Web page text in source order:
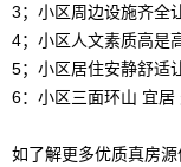
3；小区周边设施齐全
4；小区人文素质高是
5；小区居住安静舒适
6：小区三面环山 宜居
如了解更多优质真房